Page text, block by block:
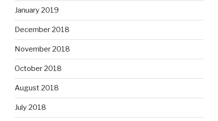
January 2019
December 2018
November 2018
October 2018
August 2018
July 2018